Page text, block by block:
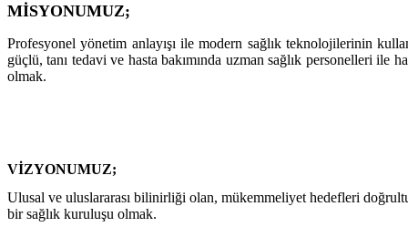
MİSYONUMUZ;
Profesyonel yönetim anlayışı ile modern sağlık teknolojilerinin
güçlü, tanı tedavi ve hasta bakımında uzman sağlık personelleri ile
olmak.
VİZYONUMUZ;
Ulusal ve uluslararası bilinirliği olan, mükemmeliyet hedefleri
bir sağlık kuruluşu olmak.